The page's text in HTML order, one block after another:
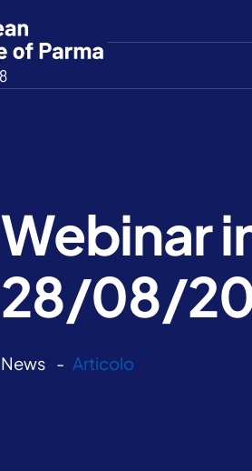
Webinar
28/08/
News Articolo